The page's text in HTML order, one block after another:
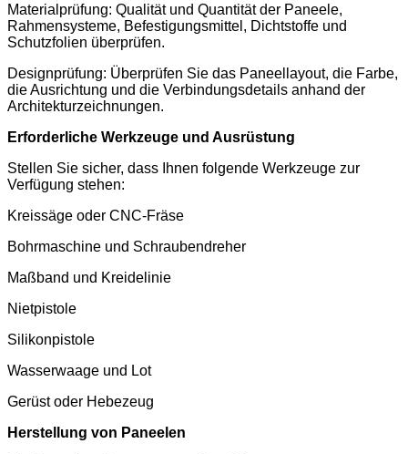
Materialprüfung: Qualität und Quantität der Paneele,
Rahmensysteme, Befestigungsmittel, Dichtstoffe und
Schutzfolien überprüfen.
Designprüfung: Überprüfen Sie das Paneellayout, die Farbe,
die Ausrichtung und die Verbindungsdetails anhand der
Architekturzeichnungen.
Erforderliche Werkzeuge und Ausrüstung
Stellen Sie sicher, dass Ihnen folgende Werkzeuge zur
Verfügung stehen:
Kreissäge oder CNC-Fräse
Bohrmaschine und Schraubendreher
Maßband und Kreidelinie
Nietpistole
Silikonpistole
Wasserwaage und Lot
Gerüst oder Hebezeug
Herstellung von Paneelen